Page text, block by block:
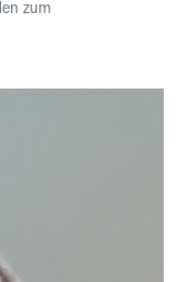
zum